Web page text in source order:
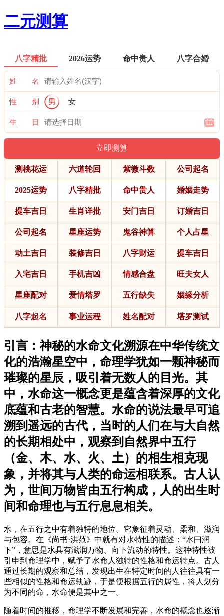
二元测算
八字精批 2026运势 命中贵人 八字合婚
姓 名
性 别 男 女
生 日
测桃花运 六道轮回 紫微斗数 公司起名
2025运势 八字精批 命中贵人 婚姻走势
提车吉日 生肖详批 安门吉日 订婚吉日
公司起名 星座运势 鬼谷神算 个人占星
动土吉日 装修吉日 八字财运 提车吉日
入宅吉日 手机吉凶 情感合盘 旺夫女人
星座配对 爱情塔罗 五行缺失 姻缘分析
八字起名 事业运程 姓名配对 塔罗测试
引言：神秘的水命文化溯源在中华传统文
化的浩瀚星空中，命理学犹如一颗神秘而
璀璨的星辰，吸引着无数人的目光。其
中，水命这一概念更是蕴含着深厚的文化
底蕴和古老的智慧。水命的说法最早可追
溯到遥远的古代，当时的人们在与大自然
的长期相处中，观察到自然界中五行
（金、木、水、火、土）的相生相克现
象，并将其与人类的命运相联系。古人认
为，世间万物皆由五行构成，人的出生时
间和命理也与五行息息相关。
水，在五行之中有着独特的地位。它象征着灵动、柔和、滋润
与包容。在《尚书·洪范》中就有对水特性的描述：“水曰润
下”，意思是水具有滋润万物、向下流动的特性。这种特性被
引申到命理学中，赋予了水命人独特的性格和命运特点。古人
通过长期的观察和总结，发现出生在特定时间的人往往具有一
些相似的性格和命运轨迹，于是便根据五行的属性，将人划分
为不同的命，水命便是其中之一。
随着时间的推移，命理学不断发展和完善，水命的概念也逐渐